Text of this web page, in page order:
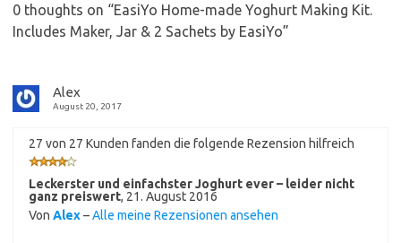
0 thoughts on “EasiYo Home-made Yoghurt Making Kit.
Includes Maker, Jar & 2 Sachets by EasiYo”
Alex
August 20, 2017
27 von 27 Kunden fanden die folgende Rezension hilfreich
Leckerster und einfachster Joghurt ever – leider nicht
ganz preiswert, 21. August 2016
Von Alex–Alle meine Rezensionen ansehen